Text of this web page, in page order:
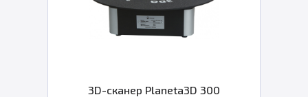
3D-сканер Planeta3D 300